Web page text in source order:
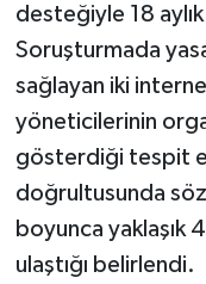
desteğiyle 18
Soruşturmada
sağlayan iki
yöneticilerinin
gösterdiği tespit
doğrultusunda
boyunca yaklaşık
ulaştığı belirlendi.